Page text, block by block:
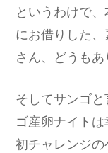
というわけで
にお借りした
さん、どうも
そしてサンゴ
ゴ産卵ナイト
初チャレンジ